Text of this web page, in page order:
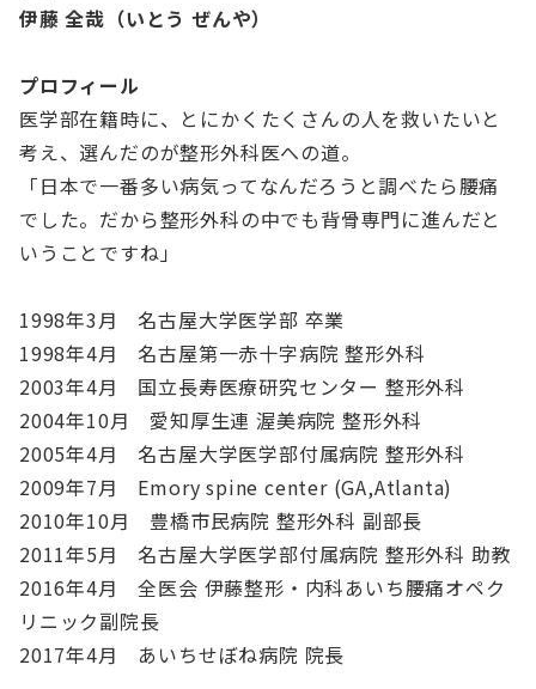
伊藤 全哉（いとう ぜんや）
プロフィール
医学部在籍時に、とにかくたくさんの人を救いたいと
考え、選んだのが整形外科医への道。
「日本で一番多い病気ってなんだろうと調べたら腰痛
でした。だから整形外科の中でも背骨専門に進んだと
いうことですね」
1998年3月 名古屋大学医学部 卒業
1998年4月 名古屋第一赤十字病院 整形外科
2003年4月 国立長寿医療研究センター 整形外科
2004年10月 愛知厚生連 渥美病院 整形外科
2005年4月 名古屋大学医学部付属病院 整形外科
2009年7月 Emory spine center (GA,Atlanta)
2010年10月 豊橋市民病院 整形外科 副部長
2011年5月 名古屋大学医学部付属病院 整形外科 助教
2016年4月 全医会 伊藤整形・内科あいち腰痛オペク
リニック副院長
2017年4月 あいちせぼね病院 院長